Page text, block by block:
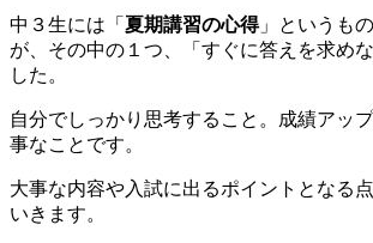
中３生には「 夏期講習の心得」というも
が、その中の１つ、「すぐに答えを求め
した。
自分でしっかり思考すること。成績アッ
事なことです。
大事な内容や入試に出るポイントとなる
いきます。